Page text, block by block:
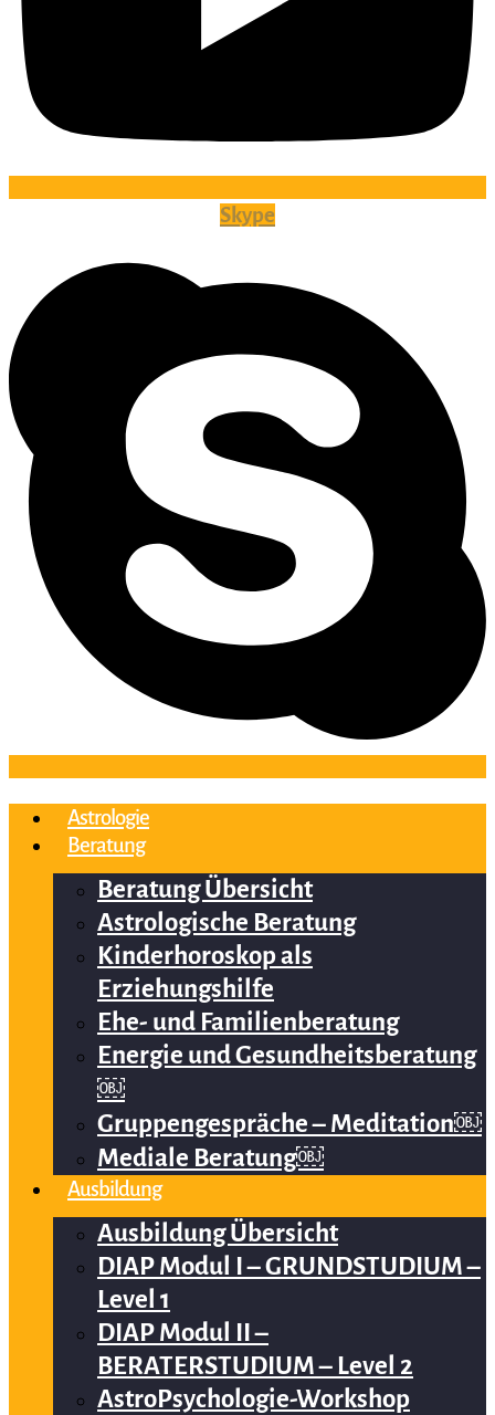
Skype
Astrologie
Beratung
Beratung Übersicht
Astrologische Beratung
Kinderhoroskop als
Erziehungshilfe
Ehe- und Familienberatung
Energie und Gesundheitsberatung
￼
Gruppengespräche – Meditation￼
Mediale Beratung￼
Ausbildung
Ausbildung Übersicht
DIAP Modul I – GRUNDSTUDIUM –
Level 1
DIAP Modul II –
BERATERSTUDIUM – Level 2
AstroPsychologie-Workshop